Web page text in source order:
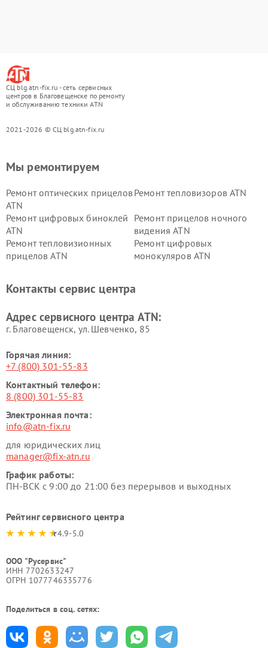
СЦ blg.atn-fix.ru - сеть сервисных
центров в Благовещенске по ремонту
и обслуживанию техники ATN
2021-2026 © СЦ blg.atn-fix.ru
Мы ремонтируем
Ремонт оптических прицелов
ATN
Ремонт тепловизоров ATN
Ремонт цифровых биноклей
ATN
Ремонт прицелов ночного
видения ATN
Ремонт тепловизионных
прицелов ATN
Ремонт цифровых
монокуляров ATN
Контакты сервис центра
Адрес сервисного центра ATN:
г. Благовещенск, ул. Шевченко, 85
Горячая линия:
+7 (800) 301-55-83
Контактный телефон:
8 (800) 301-55-83
Электронная почта:
info@atn-fix.ru
для юридических лиц
manager@fix-atn.ru
График работы:
ПН-ВСК с 9:00 до 21:00 без перерывов и выходных
Рейтинг сервисного центра
4.9-5.0
ООО "Русервис"
ИНН 7702633247
ОГРН 1077746335776
Поделиться в соц. сетях: